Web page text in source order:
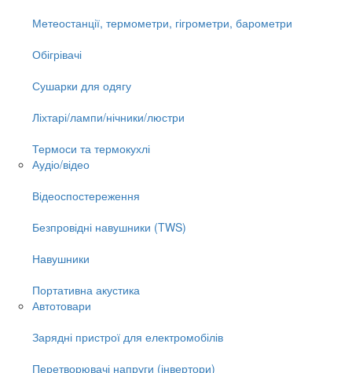
Метеостанції, термометри, гігрометри, барометри
Обігрівачі
Сушарки для одягу
Ліхтарі/лампи/нічники/люстри
Термоси та термокухлі
Аудіо/відео
Відеоспостереження
Безпровідні навушники (TWS)
Навушники
Портативна акустика
Автотовари
Зарядні пристрої для електромобілів
Перетворювачі напруги (інвертори)